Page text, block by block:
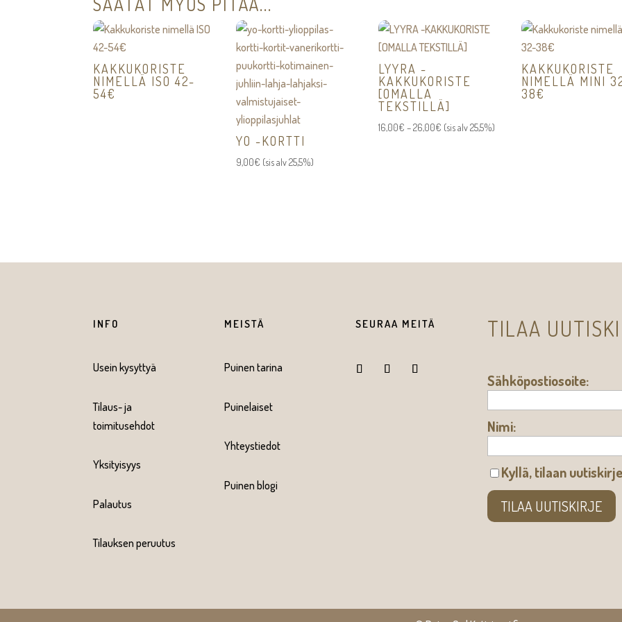
KAKKUKORISTE
NIMELLÄ ISO 42-
54€
YO -KORTTI
9,00€ (sis alv 25,5%)
LYYRA -
KAKKUKORISTE
[OMALLA
TEKSTILLÄ]
16,00€ –26,00€ Hintaluokka:
(sis alv 25,5%)
KAKKUKORISTE
NIMELLÄ MINI
38€
INFO
Usein kysyttyä
Tilaus- ja
toimitusehdot
Yksityisyys
Palautus
Tilauksen peruutus
MEISTÄ
Puinen tarina
Puinelaiset
Yhteystiedot
Puinen blogi
SEURAA MEITÄ TILAA
Sähköpostiosoite:
Nimi:
Kyllä, tilaan